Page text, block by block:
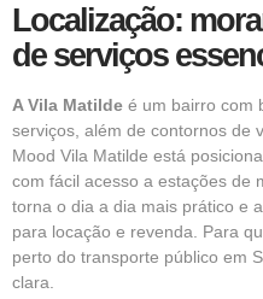
Localização:
de serviços
A Vila Matilde é um bairro com
serviços, além de contornos de
Mood Vila Matilde está
com fácil acesso a estações
torna o dia a dia mais prático e
para locação e revenda. Para
perto do transporte público em
clara.